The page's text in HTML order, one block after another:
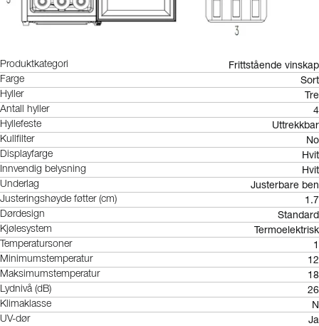
Produktkategori Frittstående vinskap
Farge Sort
Hyller Tre
Antall hyller 4
Hyllefeste Uttrekkbar
Kullfilter No
Displayfarge Hvit
Innvendig belysning Hvit
Underlag Justerbare ben
Justeringshøyde føtter (cm) 1.7
Dørdesign Standard
Kjølesystem Termoelektrisk
Temperatursoner 1
Minimumstemperatur 12
Maksimumstemperatur 18
Lydnivå (dB) 26
Klimaklasse N
UV-dør Ja